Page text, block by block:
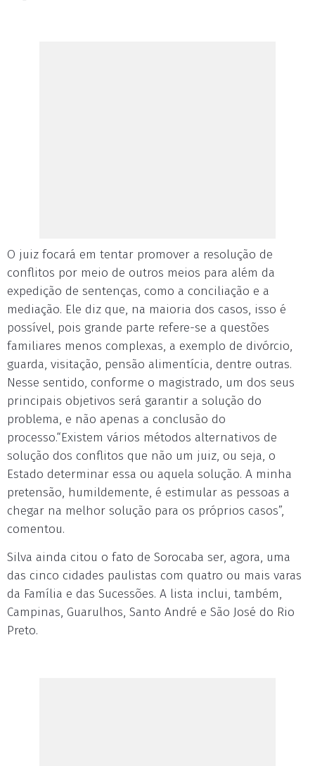
O juiz focará em tentar promover a resolução de
conflitos por meio de outros meios para além da
expedição de sentenças, como a conciliação e a
mediação. Ele diz que, na maioria dos casos, isso é
possível, pois grande parte refere-se a questões
familiares menos complexas, a exemplo de divórcio,
guarda, visitação, pensão alimentícia, dentre outras.
Nesse sentido, conforme o magistrado, um dos seus
principais objetivos será garantir a solução do
problema, e não apenas a conclusão do
processo.“Existem vários métodos alternativos de
solução dos conflitos que não um juiz, ou seja, o
Estado determinar essa ou aquela solução. A minha
pretensão, humildemente, é estimular as pessoas a
chegar na melhor solução para os próprios casos”,
comentou.
Silva ainda citou o fato de Sorocaba ser, agora, uma
das cinco cidades paulistas com quatro ou mais varas
da Família e das Sucessões. A lista inclui, também,
Campinas, Guarulhos, Santo André e São José do Rio
Preto.